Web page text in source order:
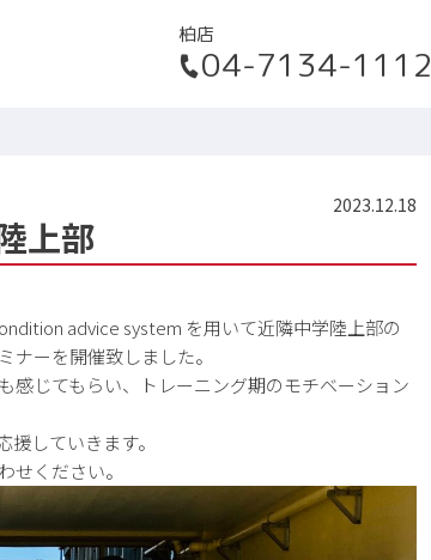
柏店
04-7134-1112
2023.12.18
上部
advice system を用いて近隣中学陸上部の
ーを開催致しました。
感じてもらい、トレーニング期のモチベーション
していきます。
せください。